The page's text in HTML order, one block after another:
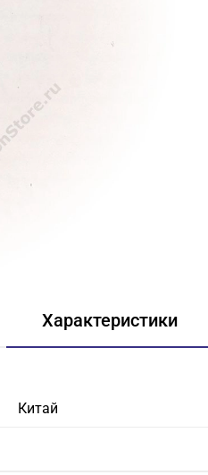
Характеристики
Китай